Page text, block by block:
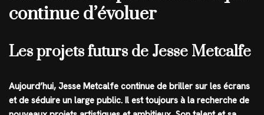
continue d’évoluer
Les projets futurs de Jesse Metcalfe
Aujourd’hui, Jesse Metcalfe continue de briller sur les écrans
et de séduire un large public. Il est toujours à la recherche de